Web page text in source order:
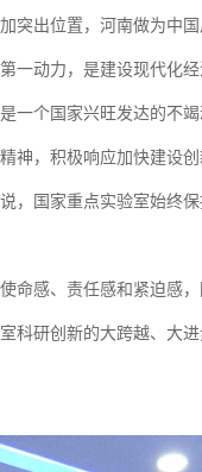
出位置，河南做为中
动力，是建设现代化
个国家兴旺发达的不
神，积极响应加快建设
国家重点实验室始终
命感、责任感和紧迫感
研创新的大跨越、大